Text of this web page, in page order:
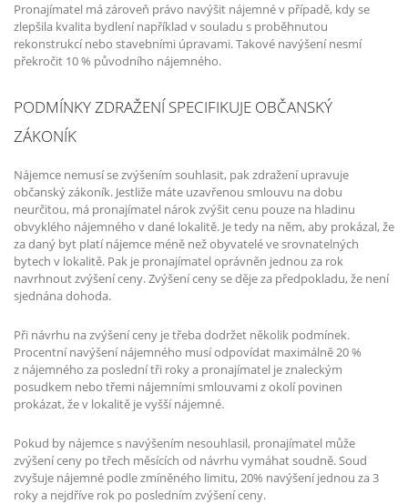
Pronajímatel má zároveň právo navýšit nájemné v případě, kdy se
zlepšila kvalita bydlení například v souladu s proběhnutou
rekonstrukcí nebo stavebními úpravami. Takové navýšení nesmí
překročit 10 % původního nájemného.
PODMÍNKY ZDRAŽENÍ SPECIFIKUJE OBČANSKÝ
ZÁKONÍK
Nájemce nemusí se zvýšením souhlasit, pak zdražení upravuje
občanský zákoník. Jestliže máte uzavřenou smlouvu na dobu
neurčitou, má pronajímatel nárok zvýšit cenu pouze na hladinu
obvyklého nájemného v dané lokalitě. Je tedy na něm, aby prokázal, že
za daný byt platí nájemce méně než obyvatelé ve srovnatelných
bytech v lokalitě. Pak je pronajímatel oprávněn jednou za rok
navrhnout zvýšení ceny. Zvýšení ceny se děje za předpokladu, že není
sjednána dohoda.
Při návrhu na zvýšení ceny je třeba dodržet několik podmínek.
Procentní navýšení nájemného musí odpovídat maximálně 20 %
z nájemného za poslední tři roky a pronajímatel je znaleckým
posudkem nebo třemi nájemními smlouvami z okolí povinen
prokázat, že v lokalitě je vyšší nájemné.
Pokud by nájemce s navýšením nesouhlasil, pronajímatel může
zvýšení ceny po třech měsících od návrhu vymáhat soudně. Soud
zvyšuje nájemné podle zmíněného limitu, 20% navýšení jednou za 3
roky a nejdříve rok po posledním zvýšení ceny.